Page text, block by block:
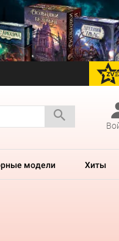
модели Хиты